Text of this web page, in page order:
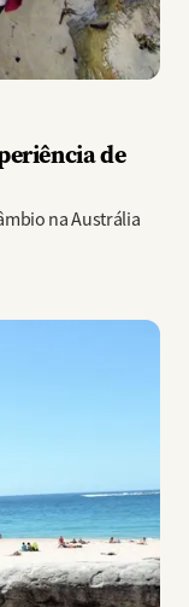
de
na Austrália